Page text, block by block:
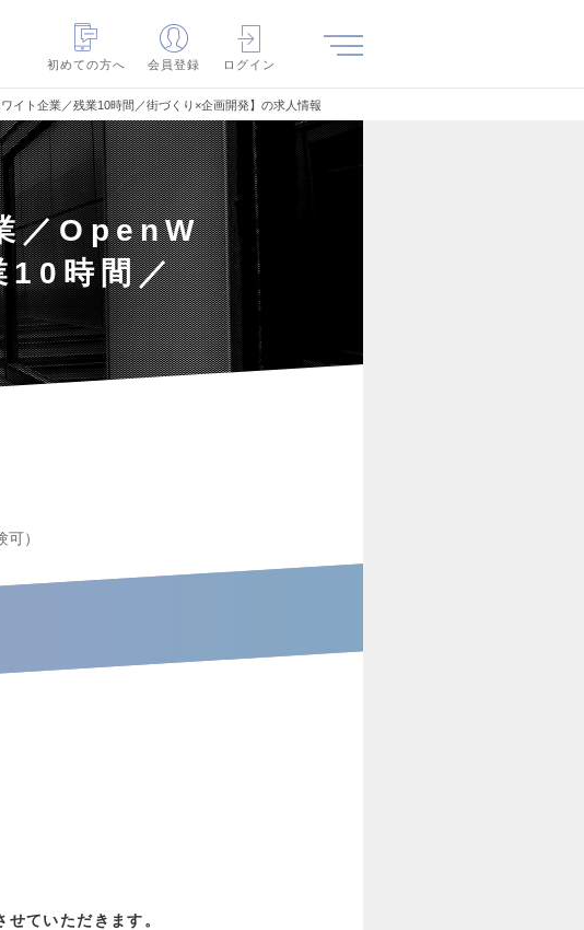
初めての方へ
会員登録 ログイン
イト企業／残業10時間／街づくり×企画開発】の求人情報
／OpenW
10時間／
）
ていただきます。